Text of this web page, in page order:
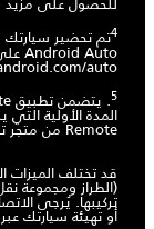
4
Android Auto على توفر الميزة في بلدك، يُرجى الاطلاع على
auto/
5
Remote من متجر تطبيقات Apple / متجر Google Play.
قد تختلف الميزات
(الطراز ومجموعة
تركيبها. يُرجى
أو تهيئة سيارتك